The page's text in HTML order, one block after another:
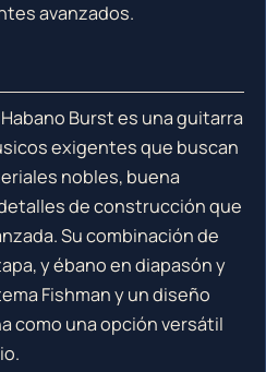
avanzados.
Burst es una guitarra
exigentes que buscan
nobles, buena
de construcción que
Su combinación de
y ébano en diapasón y
Fishman y un diseño
como una opción versátil